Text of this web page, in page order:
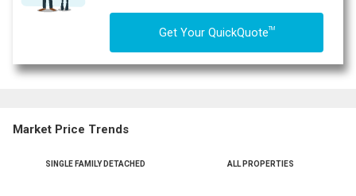
By clicking the submit button you are agreeing to our terms of use and giving us
Get Your QuickQuoteTM
Market Price Trends
SINGLE FAMILY DETACHED ALL PROPERTIES